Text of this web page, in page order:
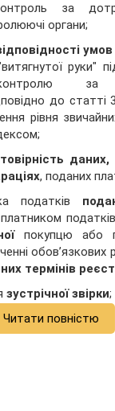
за
органи;
руки"
за
до статті
рівня
, поданих
податків
покупцю або
обов’язкових
термінів
зустрічної звірки;
Читати повністю